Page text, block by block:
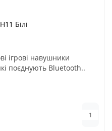
Білі
ігрові навушники
поєднують Bluetooth..